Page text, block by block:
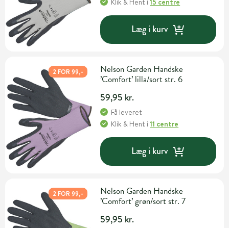
Læg i kurv
2 FOR 99,-
Nelson Garden Handske
’Comfort’ lilla/sort str. 6
59,95 kr.
Få leveret
Klik & Hent i11 centre
Læg i kurv
2 FOR 99,-
Nelson Garden Handske
’Comfort’ grøn/sort str. 7
59,95 kr.